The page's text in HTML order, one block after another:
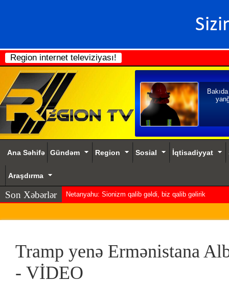
Region internet televiziyası!
Ana Səhifə Gündəm Region Sosial İqtisadiyyat
Araşdırma
Son Xəbərlər Netanyahu: Sionizm qalib gəldi, biz qalib gəlirik
Tramp yenə Ermənistana
- VİDEO